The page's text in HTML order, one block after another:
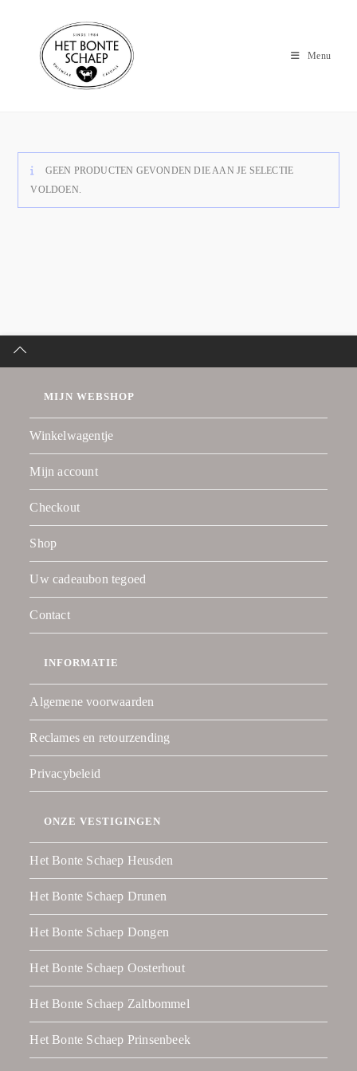
Menu
GEEN PRODUCTEN GEVONDEN DIE AAN JE SELECTIE
VOLDOEN.
MIJN WEBSHOP
Winkelwagentje
Mijn account
Checkout
Shop
Uw cadeaubon tegoed
Contact
INFORMATIE
Algemene voorwaarden
Reclames en retourzending
Privacybeleid
ONZE VESTIGINGEN
Het Bonte Schaep Heusden
Het Bonte Schaep Drunen
Het Bonte Schaep Dongen
Het Bonte Schaep Oosterhout
Het Bonte Schaep Zaltbommel
Het Bonte Schaep Prinsenbeek